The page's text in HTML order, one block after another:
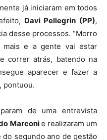
já iniciaram em todos
Davi Pellegrin (PP),
desse processos. “Morro
mais e a gente vai estar
correr atrás, batendo na
aparecer e fazer a
pontuou.
de uma entrevista
Marconie realizaram um
segundo ano de gestão